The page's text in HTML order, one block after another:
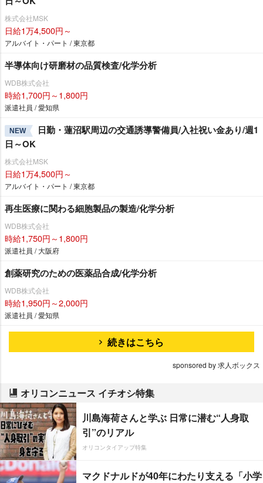
株式会社MSK
日給1万4,500円～
アルバイト・パート / 東京都
半導体向け研磨材の品質検査/化学分析
WDB株式会社
時給1,700円～1,800円
派遣社員 / 愛知県
NEW
日勤・蓮沼駅周辺の交通誘導警備員/入社祝い金あり/週1
日～OK
株式会社MSK
日給1万4,500円～
アルバイト・パート / 東京都
再生医療に関わる細胞製品の製造/化学分析
WDB株式会社
時給1,750円～1,800円
派遣社員 / 大阪府
創薬研究のための医薬品合成/化学分析
WDB株式会社
時給1,950円～2,000円
派遣社員 / 愛知県
続きはこちら
sponsored by 求人ボックス
オリコンニュース イチオシ特集
川島海荷さんと学ぶ 日常に潜む“人身取
引”のリアル
オリコンタイアップ特集
マクドナルドが40年にわたり支える「小学